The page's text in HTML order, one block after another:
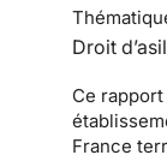
Droit
Ce
France